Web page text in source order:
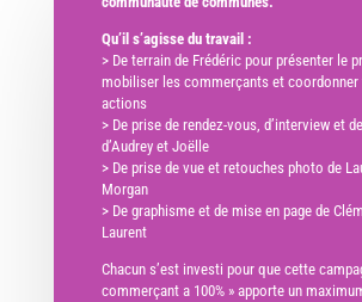
Qu’il s’agisse du travail :
> De terrain de Frédéric pour présenter le
mobiliser les commerçants et
actions
> De prise de rendez-vous, d’interview et
d’Audrey et Joëlle
> De prise de vue et retouches photo de
Morgan
> De graphisme et de mise en page de
Laurent
Chacun s’est investi pour que cette
commerçant a 100% » apporte un